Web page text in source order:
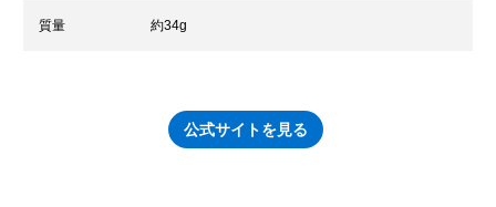
質量 約34g
公式サイトを見る